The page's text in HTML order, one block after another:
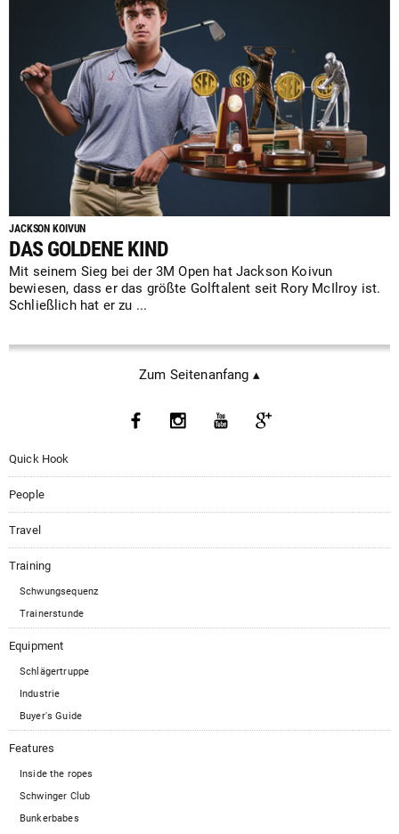
JACKSON KOIVUN
DAS GOLDENE KIND
Mit seinem Sieg bei der 3M Open hat Jackson Koivun
bewiesen, dass er das größte Golftalent seit Rory McIlroy ist.
Schließlich hat er zu ...
Zum Seitenanfang ▴
Quick Hook
People
Travel
Training
Schwungsequenz
Trainerstunde
Equipment
Schlägertruppe
Industrie
Buyer's Guide
Features
Inside the ropes
Schwinger Club
Bunkerbabes